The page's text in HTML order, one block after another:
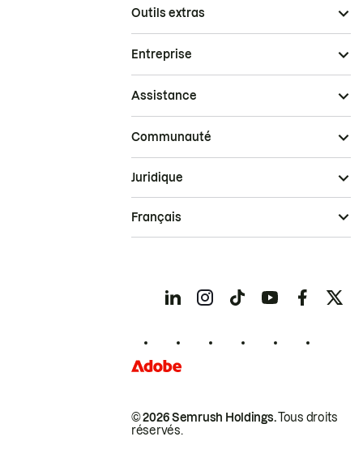
Outils extras
Entreprise
Assistance
Communauté
© 2026 Semrush Holdings.Tous droits
réservés.
Juridique
Français